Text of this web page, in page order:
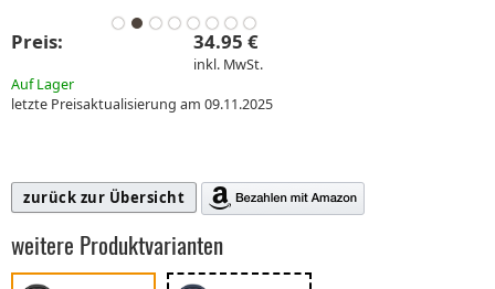
Preis: 34.95 €
inkl. MwSt.
Auf Lager
letzte Preisaktualisierung am 09.11.2025
zurück zur Übersicht
weitere Produktvarianten